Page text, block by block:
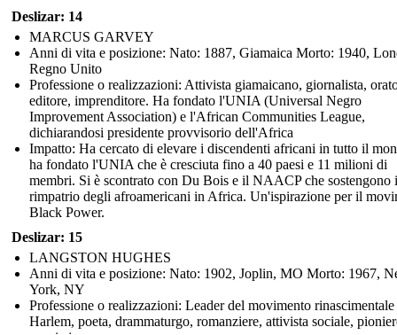
Deslizar: 14
MARCUS GARVEY
Anni di vita e posizione: Nato: 1887, Giamaica Morto: 1940,
Regno Unito
Professione o realizzazioni: Attivista giamaicano, giornalista,
editore, imprenditore. Ha fondato l'UNIA (Universal Negro
Improvement Association) e l'African Communities League,
dichiarandosi presidente provvisorio dell'Africa
Impatto: Ha cercato di elevare i discendenti africani in tutto il
ha fondato l'UNIA che è cresciuta fino a 40 paesi e 11 milioni di
membri. Si è scontrato con Du Bois e il NAACP che sostengono
rimpatrio degli afroamericani in Africa. Un'ispirazione per il
Black Power.
Deslizar: 15
LANGSTON HUGHES
Anni di vita e posizione: Nato: 1902, Joplin, MO Morto: 1967,
York, NY
Professione o realizzazioni: Leader del movimento
Harlem, poeta, drammaturgo, romanziere, attivista sociale,